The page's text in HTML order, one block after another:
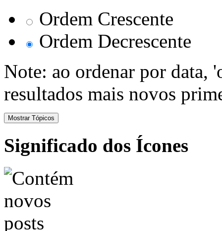
Ordem Crescente
Ordem Decrescente
Note: ao ordenar por data,
resultados mais novos
Significado dos Ícones